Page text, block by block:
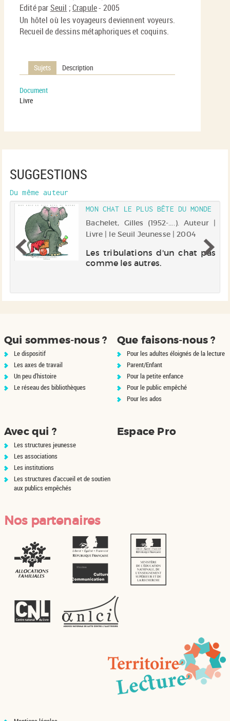
Edité parSeuil ;Crapule- 2005
Un hôtel où les voyageurs deviennent voyeurs.
Recueil de dessins métaphoriques et coquins.
Sujets Description
Document
Livre
SUGGESTIONS
Du même auteur
MON CHAT LE PLUS BÊTE DU MONDE
Bachelet, Gilles (1952-....). Auteur |
Livre | le Seuil Jeunesse | 2004
Les tribulations d'un chat pas
comme les autres.
Qui sommes-nous ?
Le dispositif
Les axes de travail
Un peu d'histoire
Le réseau des bibliothèques
Que faisons-nous ?
Pour les adultes éloignés de la lecture
Parent/Enfant
Pour la petite enfance
Pour le public empêché
Pour les ados
Avec qui ?
Les structures jeunesse
Les associations
Les institutions
Les structures d'accueil et de soutien
aux publics empêchés
Espace Pro
Nos partenaires